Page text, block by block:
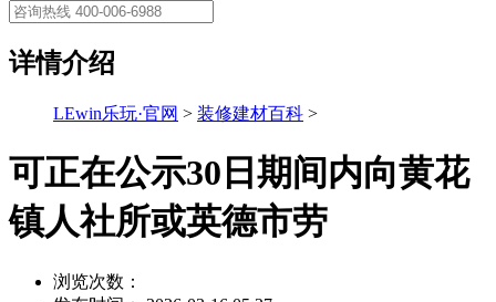
详情介绍
LEwin乐玩·官网 > 装修建材百科 >
可正在公示30日期间内向黄花
镇人社所或英德市劳
浏览次数：